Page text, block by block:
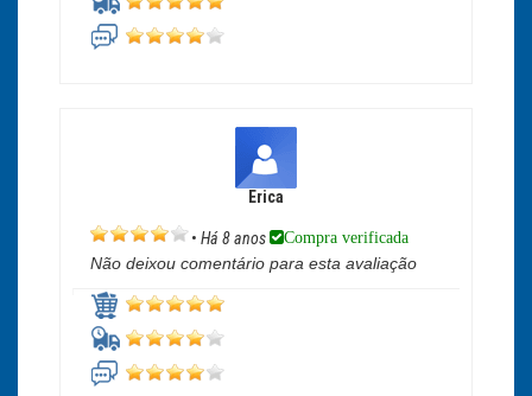
Erica
• Há 8 anos Compra verificada
Não deixou comentário para esta avaliação